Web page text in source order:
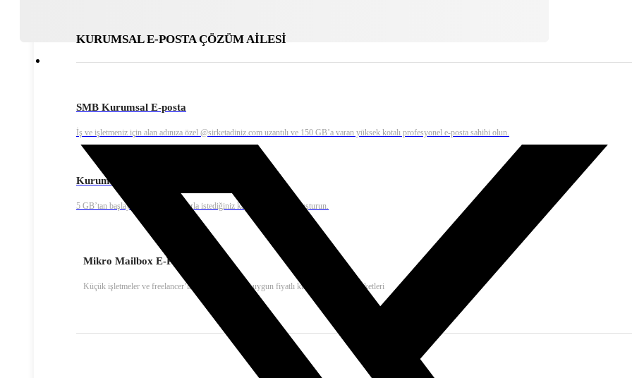
KURUMSAL E-POSTA ÇÖZÜM AİLESİ
SMB Kurumsal E-posta
İş ve işletmeniz için alan adınıza özel @sirketadiniz.com uzantılı ve 150 GB’a varan yüksek kotalı profesyonel e-posta sahibi olun.
Kurumsal Ekonomik E-posta
5 GB’tan başlayıp 5 GB’lık artışlarla istediğiniz kapasitede hesap oluşturun.
Mikro Mailbox E-Posta
Küçük işletmeler ve freelancer’lar için yıllık peşin, uygun fiyatlı kurumsal e-posta paketleri